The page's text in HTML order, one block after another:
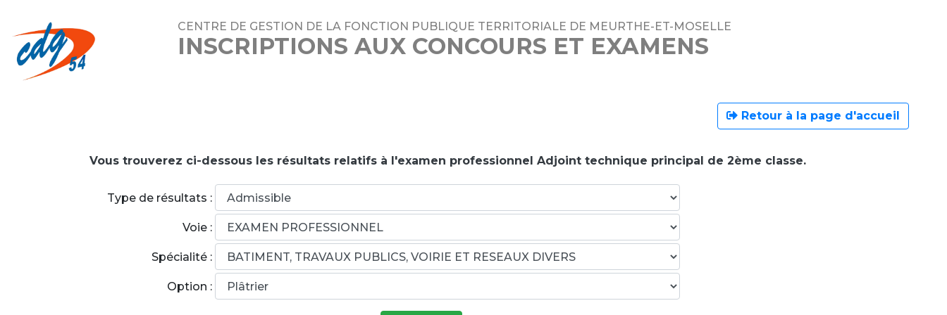
CENTRE DE GESTION DE LA FONCTION PUBLIQUE TERRITORIALE DE MEURTHE-ET-MOSELLE
INSCRIPTIONS AUX CONCOURS ET EXAMENS
Retour à la page d'accueil
Vous trouverez ci-dessous les résultats relatifs à l'examen professionnel Adjoint technique principal de 2ème classe.
Type de résultats :
Voie :
Spécialité :
Option :